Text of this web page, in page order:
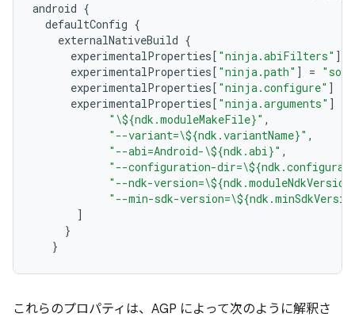
android {
defaultConfig {
externalNativeBuild {
experimentalProperties[ "ninja.abiFilters" ]
experimentalProperties[ "ninja.path" ] =
experimentalProperties[ "ninja.configure" ]
experimentalProperties[ "ninja.arguments" ]
"\${ndk.moduleMakeFile}" ,
"--variant=\${ndk.variantName}" ,
"--abi=Android-\${ndk.abi}" ,
"--configuration-
"--ndk-
"--min-sdk-
]
}
}
これらのプロパティは、AGP によって次のように解釈さ